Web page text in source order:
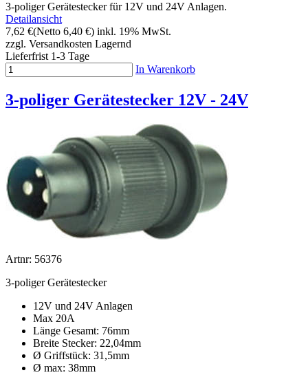
3-poliger Gerätestecker für 12V und 24V Anlagen.
Detailansicht
7,62 €(Netto 6,40 €) inkl. 19% MwSt.
zzgl. Versandkosten Lagernd
Lieferfrist 1-3 Tage
In Warenkorb
3-poliger Gerätestecker 12V - 24V
Artnr: 56376
3-poliger Gerätestecker
12V und 24V Anlagen
Max 20A
Länge Gesamt: 76mm
Breite Stecker: 22,04mm
Ø Griffstück: 31,5mm
Ø max: 38mm